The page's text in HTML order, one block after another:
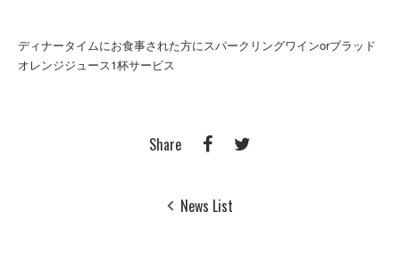
ディナータイムにお食事された方にスパークリングワインorブラッド
オレンジジュース1杯サービス
Share
News List